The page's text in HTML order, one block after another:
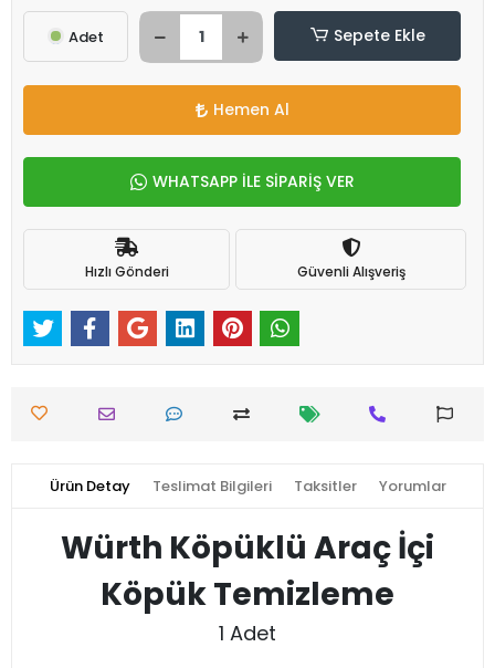
Adet Sepete Ekle
Hemen Al
WHATSAPP İLE SİPARİŞ VER
Hızlı Gönderi Güvenli Alışveriş
Ürün Detay Teslimat Bilgileri Taksitler Yorumlar
Würth Köpüklü Araç İçi
Köpük Temizleme
1 Adet